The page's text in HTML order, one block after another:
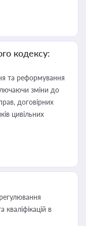
кодексу:
та реформування
зміни до
договірних
цивільних
кваліфікацій в